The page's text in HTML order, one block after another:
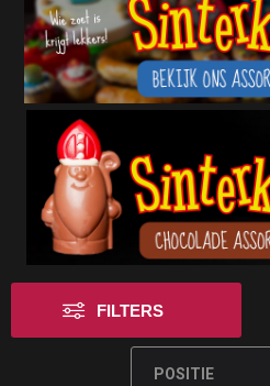
FILTERS